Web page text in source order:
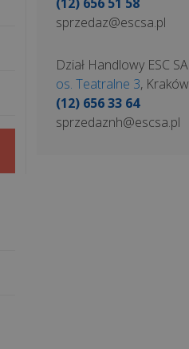
sprzedaz@escsa.pl
Dział Handlowy ESC SA
os. Teatralne 3, Kraków
(12) 656 33 64
sprzedaznh@escsa.pl